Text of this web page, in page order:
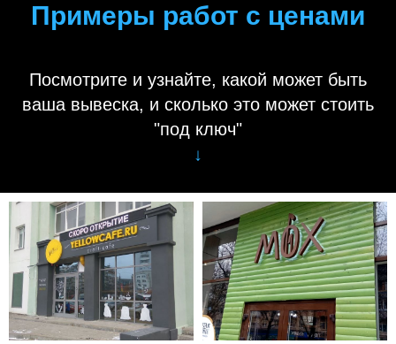
Примеры работ с ценами
Посмотрите и узнайте, какой может быть
ваша вывеска, и сколько это может стоить
"под ключ"
↓